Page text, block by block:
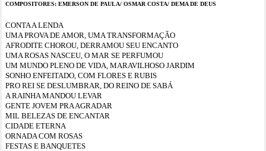
COMPOSITORES: EMERSON DE PAULA/ OSMAR COSTA/ DEMA DE DEUS
CONTA A LENDA
UMA PROVA DE AMOR, UMA TRANSFORMAÇÃO
AFRODITE CHOROU, DERRAMOU SEU ENCANTO
UMA ROSAS NASCEU, O MAR SE PERFUMOU
UM MUNDO PLENO DE VIDA, MARAVILHOSO JARDIM
SONHO ENFEITADO, COM FLORES E RUBIS
PRO REI SE DESLUMBRAR, DO REINO DE SABÁ
A RAINHA MANDOU LEVAR
GENTE JOVEM PRA AGRADAR
MIL BELEZAS DE ENCANTAR
CIDADE ETERNA
ORNADA COM ROSAS
FESTAS E BANQUETES